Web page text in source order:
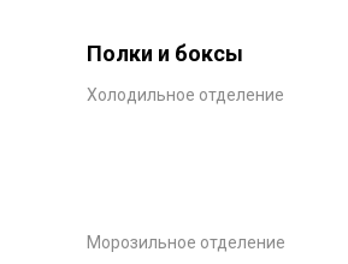
Полки и боксы
Холодильное отделение
Морозильное отделение